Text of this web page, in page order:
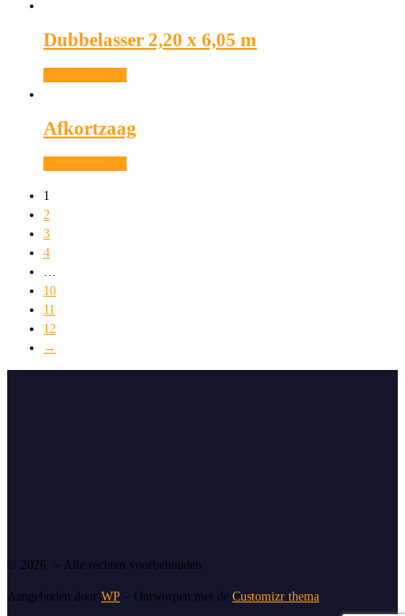
Dubbelasser 2,20 x 6,05 m
Afkortzaag
1
2
3
4
10
11
12
→
© 2026 – Alle rechten voorbehouden
Aangeboden door WP – Ontworpen met de Customizr thema